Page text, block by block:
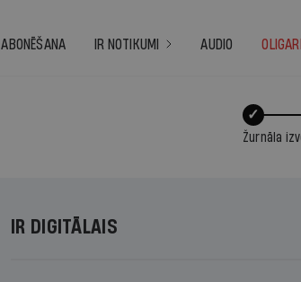
ABONĒŠANA IR NOTIKUMI AUDIO
✓
Žurnāla
IR DIGITĀLAIS